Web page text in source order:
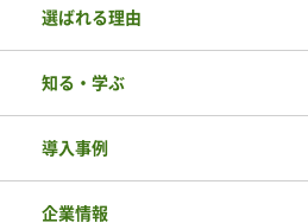
選ばれる理由
知る・学ぶ
導入事例
企業情報